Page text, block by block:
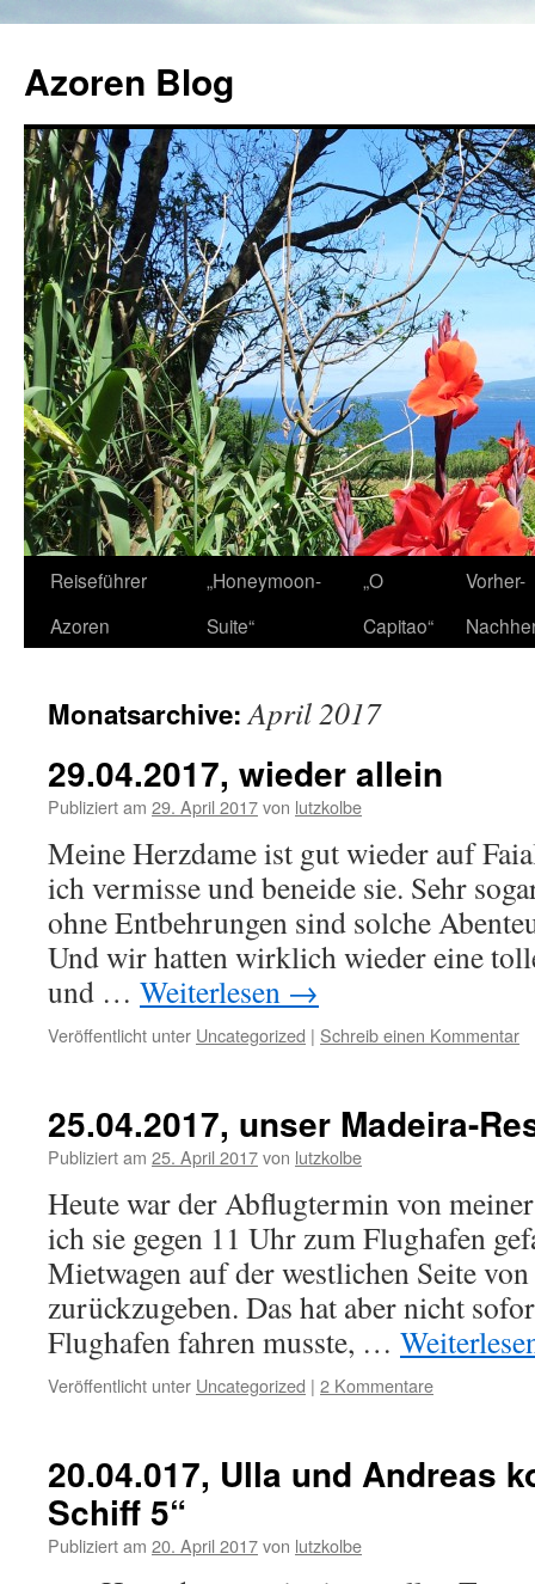
Azoren Blog
Zum
Inhalt
Reiseführer
Azoren
„Honeymoon-
Suite“
„O
Capitao“
Vorher-
Monatsarchive:April 2017
29.04.2017, wieder allein
Publiziert am 29. April 2017von lutzkolbe
Meine Herzdame ist gut wieder auf
ich vermisse und beneide sie. Sehr
ohne Entbehrungen sind solche
Und wir hatten wirklich wieder eine
und … Weiterlesen →
Veröffentlicht unter Uncategorized | Schreib einen Kommentar
25.04.2017, unser Madeira-
Publiziert am 25. April 2017von lutzkolbe
Heute war der Abflugtermin von
ich sie gegen 11 Uhr zum Flughafen
Mietwagen auf der westlichen Seite
zurückzugeben. Das hat aber nicht
Flughafen fahren musste, …
Veröffentlicht unter Uncategorized | 2 Kommentare
20.04.017, Ulla und Andreas
Schiff 5“
Publiziert am 20. April 2017von lutzkolbe